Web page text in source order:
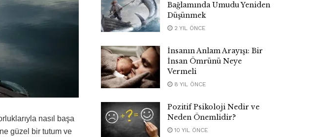
nasıl başa
güzel bir tutum ve
Bağlamında Umudu Yeniden
Düşünmek
2 YIL ÖNCE
İnsanın Anlam Arayışı: Bir
İnsan Ömrünü Neye
Vermeli
8 YIL ÖNCE
Pozitif Psikoloji Nedir ve
Neden Önemlidir?
10 YIL ÖNCE